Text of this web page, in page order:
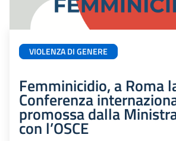
VIOLENZA DI GENERE
Femminicidio, a Roma
Conferenza
promossa dalla
con l’OSCE